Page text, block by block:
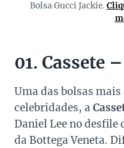
Bolsa Gucci Jackie.
01. Cassete
Uma das bolsas
celebridades, a
Daniel Lee no desfile
da Bottega Veneta.